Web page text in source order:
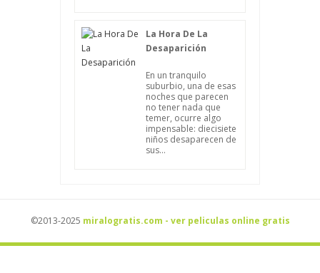
La Hora De La
Desaparición
En un tranquilo
suburbio, una de esas
noches que parecen
no tener nada que
temer, ocurre algo
impensable: diecisiete
niños desaparecen de
sus...
©2013-2025 miralogratis.com - ver peliculas online gratis